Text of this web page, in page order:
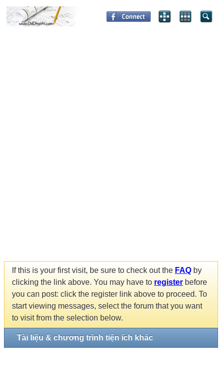
If this is your first visit, be sure to check out the FAQ by
clicking the link above. You may have to register before
you can post: click the register link above to proceed. To
start viewing messages, select the forum that you want
to visit from the selection below.
Tài liệu & chương trình tiện ích khác